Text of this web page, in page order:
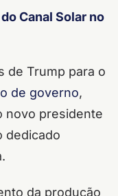
Canal Solar no
de Trump para o
de governo,
novo presidente
dedicado
da produção